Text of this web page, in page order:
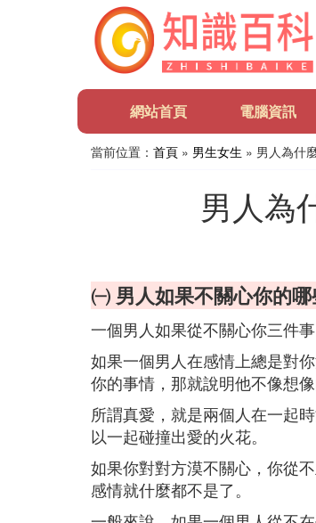
網站首頁 電腦資訊
當前位置： 首頁 » 男生女生 » 男人為什
男人為
㈠ 男人如果不關心你的
一個男人如果從不關心你三件
如果一個男人在感情上總是對
你的事情，那就說明他不像想
所謂真愛，就是兩個人在一起
以一起碰撞出愛的火花。
如果你對對方漠不關心，你從
感情就什麼都不是了。